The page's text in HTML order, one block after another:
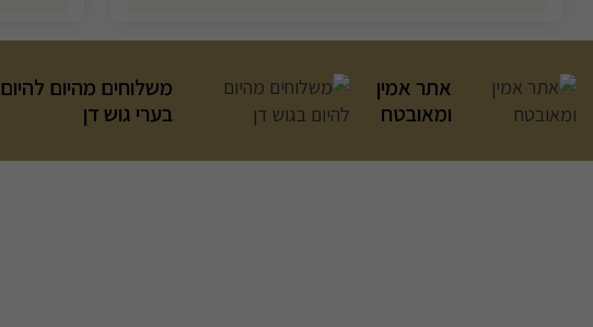
אתר אמין
ומאובטח
משלוחים מהיום להיום
בערי גוש דן